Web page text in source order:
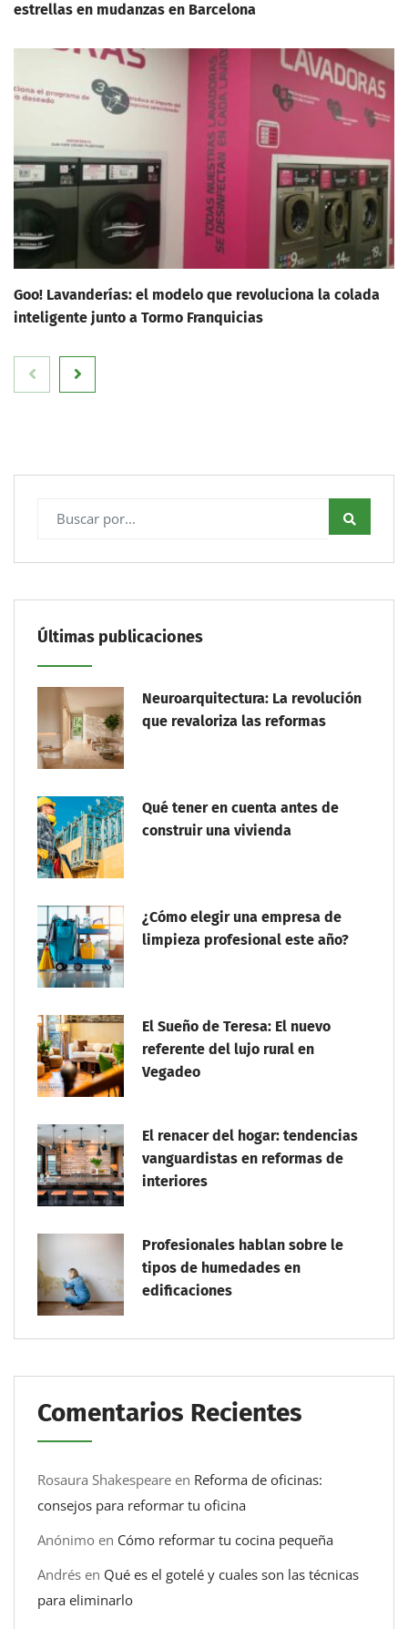
estrellas en mudanzas en Barcelona
Goo! Lavanderías: el modelo que revoluciona la colada
inteligente junto a Tormo Franquicias
Últimas publicaciones
Neuroarquitectura: La revolución
que revaloriza las reformas
Qué tener en cuenta antes de
construir una vivienda
¿Cómo elegir una empresa de
limpieza profesional este año?
El Sueño de Teresa: El nuevo
referente del lujo rural en
Vegadeo
El renacer del hogar: tendencias
vanguardistas en reformas de
interiores
Profesionales hablan sobre le
tipos de humedades en
edificaciones
Comentarios Recientes
Rosaura Shakespeare en Reforma de oficinas:
consejos para reformar tu oficina
Anónimo en Cómo reformar tu cocina pequeña
Andrés en Qué es el gotelé y cuales son las técnicas
para eliminarlo